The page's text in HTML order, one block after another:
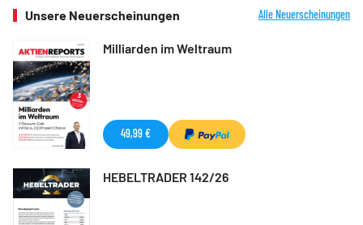
Unsere Neuerscheinungen Alle Neuerscheinungen
Milliarden im Weltraum
49,99 €
HEBELTRADER 142/26